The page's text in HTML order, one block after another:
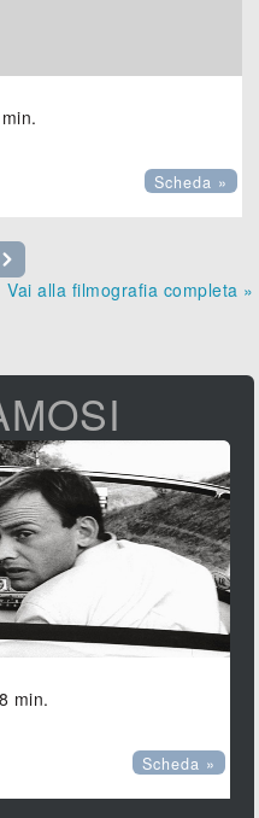
Scheda »
Vai alla filmografia completa »
min.
Scheda »